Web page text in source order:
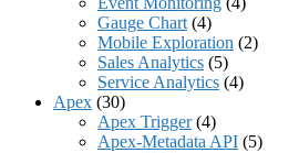
Gauge Chart (4)
Mobile Exploration (2)
Sales Analytics (5)
Service Analytics (4)
Apex (30)
Apex Trigger(4)
Apex-Metadata API (5)